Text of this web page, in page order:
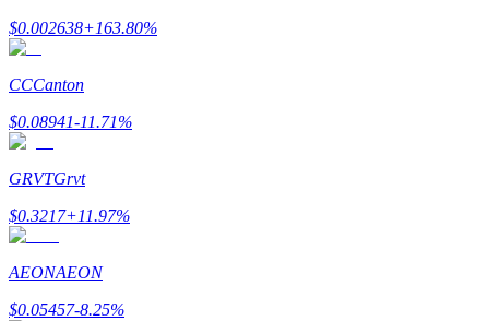
Menghasilkan
Babi Kekuatan
Dapatkan imbalan kompetitif setiap hari
$0.002638+163.80%
CCCanton
$0.08941-11.71%
GRVTGrvt
$0.3217+11.97%
AEONAEON
$0.05457-8.25%